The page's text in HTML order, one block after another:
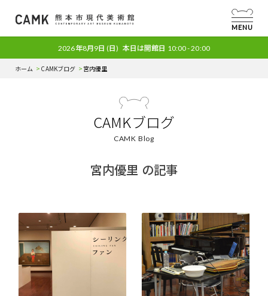
MENU
2026年8月9日 (日) 本日は開館日 10:00 - 20:00
ホーム CAMKブログ 宮内優里
CAMKブログ
CAMK Blog
宮内優里 の記事